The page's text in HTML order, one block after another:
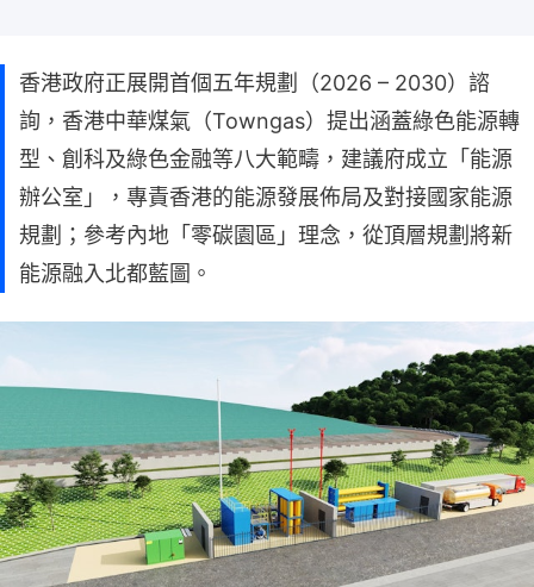
香港政府正展開首個五年規劃（2026 – 2030）諮
詢，香港中華煤氣（Towngas）提出涵蓋綠色能源轉
型、創科及綠色金融等八大範疇，建議府成立「能源
辦公室」，專責香港的能源發展佈局及對接國家能源
規劃；參考內地「零碳園區」理念，從頂層規劃將新
能源融入北都藍圖。